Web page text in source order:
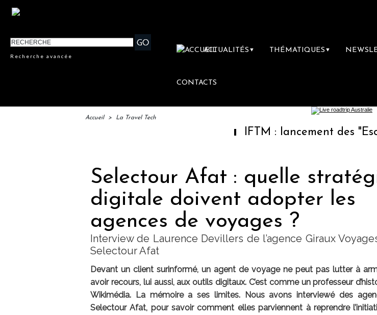
Recherche avancée
ACTUALITÉS ▼ THÉMATIQUES ▼
CONTACTS
Accueil > La Travel Tech
IFTM : lancement des "Escales
Selectour Afat : quelle
digitale doivent adopter les
agences de voyages ?
Interview de Laurence Devillers de l’agence Giraux
Selectour Afat
Devant un client surinformé, un agent de voyage ne peut pas lutter à
avoir recours, lui aussi, aux outils digitaux. C’est comme un professeur
Wikimédia. La mémoire a ses limites. Nous avons interviewé des
Selectour Afat, pour savoir comment elles parviennent à reprendre